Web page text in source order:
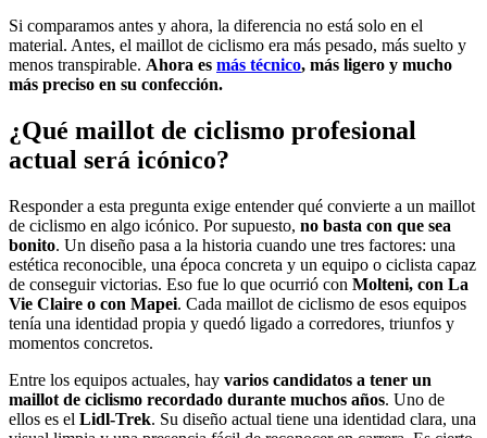
Si comparamos antes y ahora, la diferencia no está solo en el
material. Antes, el maillot de ciclismo era más pesado, más suelto y
menos transpirable. Ahora es más técnico, más ligero y mucho
más preciso en su confección.
¿Qué maillot de ciclismo profesional
actual será icónico?
Responder a esta pregunta exige entender qué convierte a un maillot
de ciclismo en algo icónico. Por supuesto, no basta con que sea
bonito. Un diseño pasa a la historia cuando une tres factores: una
estética reconocible, una época concreta y un equipo o ciclista capaz
de conseguir victorias. Eso fue lo que ocurrió con Molteni, con La
Vie Claire o con Mapei. Cada maillot de ciclismo de esos equipos
tenía una identidad propia y quedó ligado a corredores, triunfos y
momentos concretos.
Entre los equipos actuales, hay varios candidatos a tener un
maillot de ciclismo recordado durante muchos años. Uno de
ellos es el Lidl-Trek. Su diseño actual tiene una identidad clara, una